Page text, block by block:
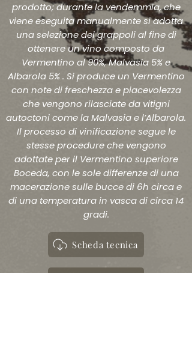
prodotto; durante la vendemmia, che
viene eseguita manualmente si adotta
una selezione dei grappoli al fine di
ottenere un vino composto da
Vermentino al 90%, Malvasia 5% e
Albarola 5% . Si produce un Vermentino
con note di freschezza e piacevolezza
che vengono rilasciate da vitigni
autoctoni come la Malvasia e l’Albarola.
Il processo di vinificazione segue le
stesse procedure che vengono
adottate per il Vermentino superiore
Boceda, con le sole differenze di una
macerazione sulle bucce di 6h circa e
di una temperatura in vasca di circa 14
gradi.
Scheda tecnica